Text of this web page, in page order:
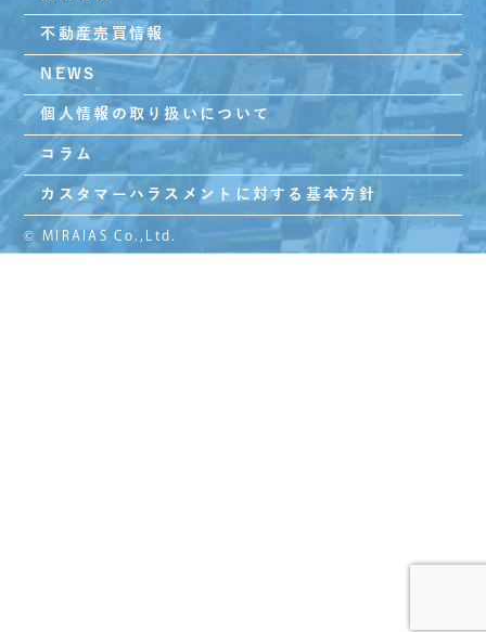
不動産売買情報
NEWS
個人情報の取り扱いについて
コラム
カスタマーハラスメントに対する基本方針
© MIRAIAS Co.,Ltd.